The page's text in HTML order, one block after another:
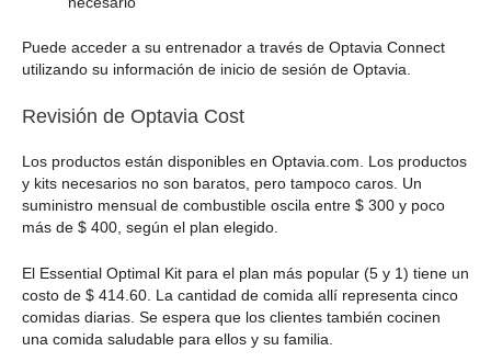
Puede acceder a su entrenador a través de Optavia Connect
utilizando su información de inicio de sesión de Optavia.
Revisión de Optavia Cost
Los productos están disponibles en Optavia.com. Los productos
y kits necesarios no son baratos, pero tampoco caros. Un
suministro mensual de combustible oscila entre $ 300 y poco
más de $ 400, según el plan elegido.
El Essential Optimal Kit para el plan más popular (5 y 1) tiene un
costo de $ 414.60. La cantidad de comida allí representa cinco
comidas diarias. Se espera que los clientes también cocinen
una comida saludable para ellos y su familia.